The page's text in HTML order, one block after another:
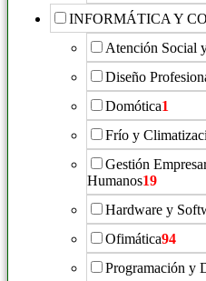
INFORMÁTICA Y
Atención Social
Diseño
Domótica1
Frío y
Gestión
Humanos19
Hardware y
Ofimática94
Programación y